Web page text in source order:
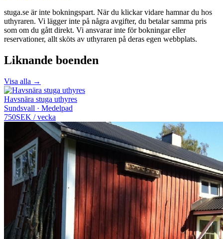
stuga.se är inte bokningspart. När du klickar vidare hamnar du hos
uthyraren. Vi lägger inte på några avgifter, du betalar samma pris
som om du gått direkt. Vi ansvarar inte för bokningar eller
reservationer, allt sköts av uthyraren på deras egen webbplats.
Liknande boenden
Visa alla →
Havsnära stuga uthyres
Sundsvall · Medelpad
750SEK /vecka